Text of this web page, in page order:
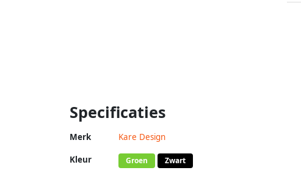
Specificaties
Merk Kare Design
Kleur Groen Zwart